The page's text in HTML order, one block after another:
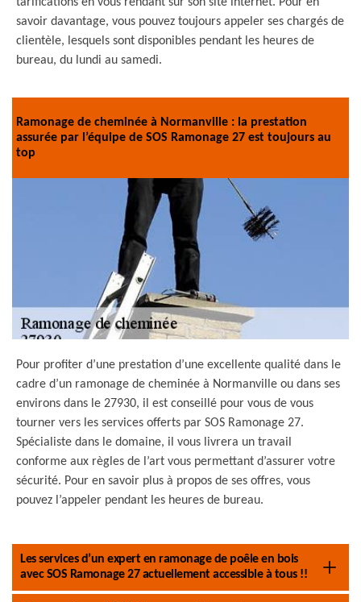
savoir davantage, vous pouvez toujours appeler ses chargés de
clientèle, lesquels sont disponibles pendant les heures de
bureau, du lundi au samedi.
Ramonage de cheminée à Normanville : la prestation
assurée par l’équipe de SOS Ramonage 27 est toujours au
top
Pour profiter d’une prestation d’une excellente qualité dans le
cadre d’un ramonage de cheminée à Normanville ou dans ses
environs dans le 27930, il est conseillé pour vous de vous
tourner vers les services offerts par SOS Ramonage 27.
Spécialiste dans le domaine, il vous livrera un travail
conforme aux règles de l’art vous permettant d’assurer votre
sécurité. Pour en savoir plus à propos de ses offres, vous
pouvez l’appeler pendant les heures de bureau.
Les services d’un expert en ramonage de poêle en bois
avec SOS Ramonage 27 actuellement accessible à tous !!